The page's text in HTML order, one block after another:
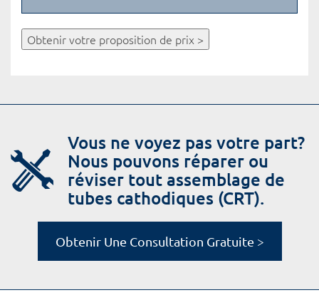
Obtenir votre proposition de prix >
Vous ne voyez pas votre part?
Nous pouvons réparer ou
réviser tout assemblage de
tubes cathodiques (CRT).
Obtenir Une Consultation Gratuite >